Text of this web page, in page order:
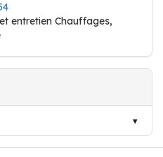
entretien Chauffages,